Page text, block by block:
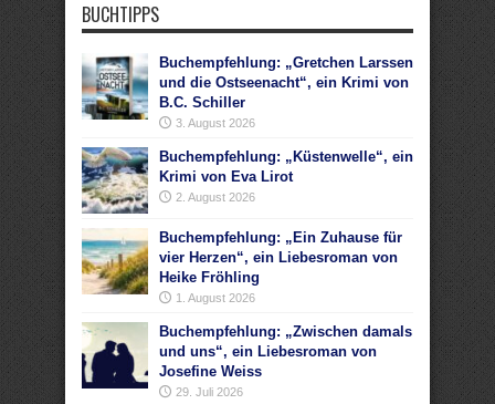
BUCHTIPPS
Buchempfehlung: „Gretchen Larssen
und die Ostseenacht“, ein Krimi von
B.C. Schiller
3. August 2026
Buchempfehlung: „Küstenwelle“, ein
Krimi von Eva Lirot
2. August 2026
Buchempfehlung: „Ein Zuhause für
vier Herzen“, ein Liebesroman von
Heike Fröhling
1. August 2026
Buchempfehlung: „Zwischen damals
und uns“, ein Liebesroman von
Josefine Weiss
29. Juli 2026